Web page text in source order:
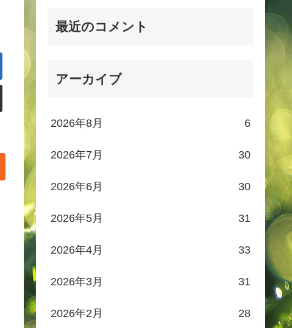
最近のコメント
アーカイブ
2026年8月 6
2026年7月 30
2026年6月 30
2026年5月 31
2026年4月 33
2026年3月 31
2026年2月 28